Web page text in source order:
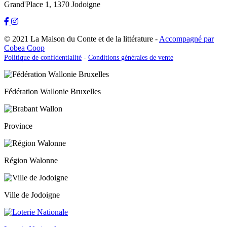
Grand'Place 1, 1370 Jodoigne
© 2021 La Maison du Conte et de la littérature - Accompagné par
Cobea Coop
Politique de confidentialité - Conditions générales de vente
Fédération Wallonie Bruxelles
Province
Région Walonne
Ville de Jodoigne